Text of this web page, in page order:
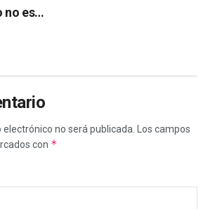
no es…
no será publicada. Los campos
con *